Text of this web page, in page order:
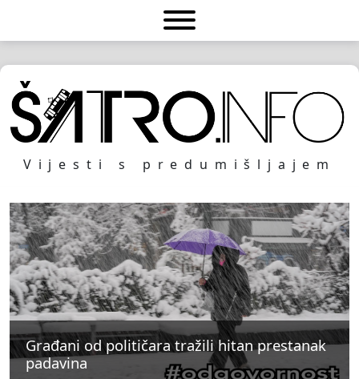
Vijesti s predumišljajem
Građani od političara tražili hitan prestanak
padavina
Građani od političara tražili hitan prestanak
padavina
Građani od političara tražili hitan prestanak
padavina